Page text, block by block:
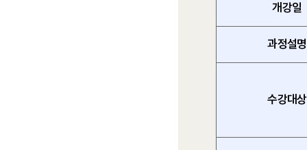
개강일
과정설명
수강대상